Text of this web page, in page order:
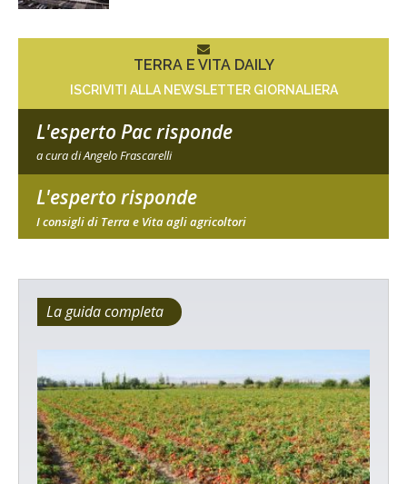
TERRA E VITA DAILY
ISCRIVITI ALLA NEWSLETTER GIORNALIERA
L'esperto Pac risponde
a cura di Angelo Frascarelli
L'esperto risponde
I consigli di Terra e Vita agli agricoltori
La guida completa